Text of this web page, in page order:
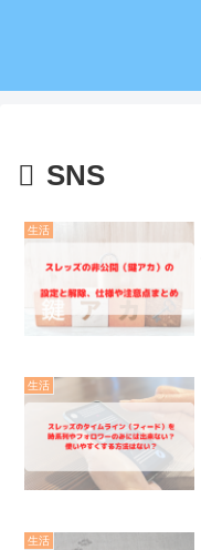
SNS
生活
生活
生活